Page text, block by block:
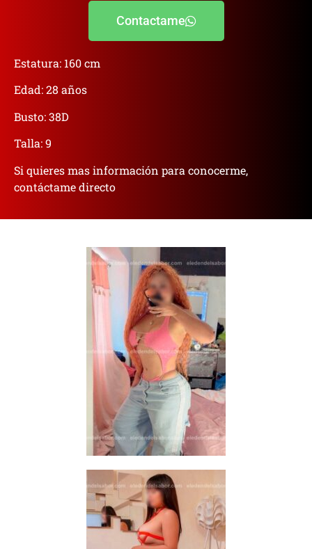
Contactame
Estatura: 160 cm
Edad: 28 años
Busto: 38D
Talla: 9
Si quieres mas información para conocerme,
contáctame directo